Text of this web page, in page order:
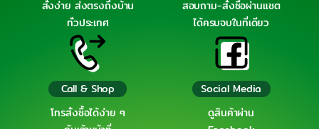
สั่งง่าย ส่งตรงถึงบ้าน
ทั่วประเทศ
สอบถาม-สั่งซื้อผ่านแชต
ได้ครบจบในที่เดียว
Call & Shop
โทรสั่งซื้อได้ง่าย ๆ
Social Media
ดูสินค้าผ่าน